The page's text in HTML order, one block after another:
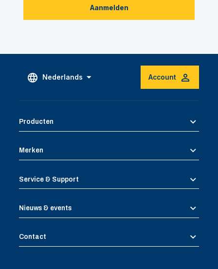
Aanmelden
Nederlands Account
Producten
Merken
Service & Support
Nieuws & events
Contact